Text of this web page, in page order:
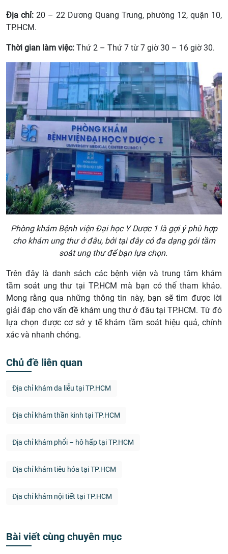
Địa chỉ: 20 – 22 Dương Quang Trung, phường 12, quận 10,
TP.HCM.
Thời gian làm việc: Thứ 2 – Thứ 7 từ 7 giờ 30 – 16 giờ 30.
Phòng khám Bệnh viện Đại học Y Dược 1 là gợi ý phù hợp
cho khám ung thư ở đâu, bởi tại đây có đa dạng gói tầm
soát ung thư để bạn lựa chọn.
Trên đây là danh sách các bệnh viện và trung tâm khám
tầm soát ung thư tại TP.HCM mà bạn có thể tham khảo.
Mong rằng qua những thông tin này, bạn sẽ tìm được lời
giải đáp cho vấn đề khám ung thư ở đâu tại TP.HCM. Từ đó
lựa chọn được cơ sở y tế khám tầm soát hiệu quả, chính
xác và nhanh chóng.
Chủ đề liên quan
Địa chỉ khám da liễu tại TP.HCM
Địa chỉ khám thần kinh tại TP.HCM
Địa chỉ khám phổi – hô hấp tại TP.HCM
Địa chỉ khám tiêu hóa tại TP.HCM
Địa chỉ khám nội tiết tại TP.HCM
Bài viết cùng chuyên mục